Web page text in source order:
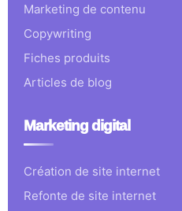
Marketing de contenu
Copywriting
Fiches produits
Articles de blog
Marketing digital
Création de site internet
Refonte de site internet